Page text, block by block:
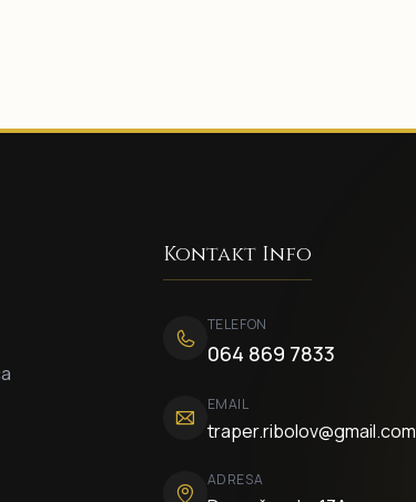
Kontakt Info
TELEFON
064 869 7833
EMAIL
traper.ribolov@gmail.com
ADRESA